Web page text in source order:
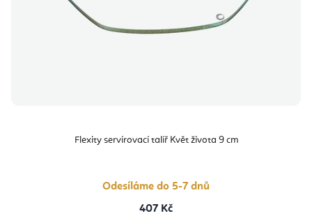
Flexity servírovací talíř Květ života 9 cm
Odesíláme do 5-7 dnů
407 Kč